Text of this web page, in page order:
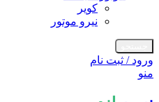
کویر
نیرو موتور
ورود / ثبت نام
منو